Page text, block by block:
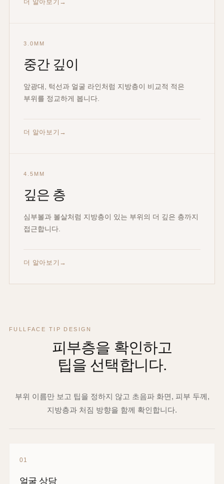
더 알아보기
3.0MM
중간 깊이
앞광대, 턱선과 얼굴 라인처럼 지방층이 비교적 적은
부위를 정교하게 봅니다.
더 알아보기
4.5MM
깊은 층
심부볼과 볼살처럼 지방층이 있는 부위의 더 깊은 층까지
접근합니다.
더 알아보기
FULLFACE TIP DESIGN
피부층을 확인하고
팁을 선택합니다.
부위 이름만 보고 팁을 정하지 않고 초음파 화면, 피부 두께,
지방층과 처짐 방향을 함께 확인합니다.
01
얼굴 상담